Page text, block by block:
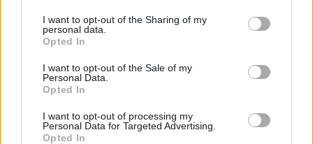
I want to opt-out of the Sharing of my
personal data.
Opted In
I want to opt-out of the Sale of my
Personal Data.
Opted In
I want to opt-out of processing my
Personal Data for Targeted Advertising.
Opted In